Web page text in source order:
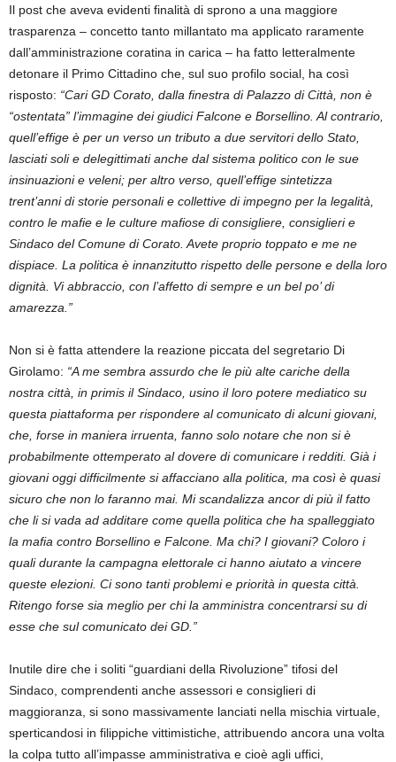
Il post che aveva evidenti finalità di sprono a una maggiore
trasparenza – concetto tanto millantato ma applicato raramente
dall’amministrazione coratina in carica – ha fatto letteralmente
detonare il Primo Cittadino che, sul suo profilo social, ha così
risposto: “Cari GD Corato, dalla finestra di Palazzo di Città, non è
“ostentata” l’immagine dei giudici Falcone e Borsellino. Al contrario,
quell’effige è per un verso un tributo a due servitori dello Stato,
lasciati soli e delegittimati anche dal sistema politico con le sue
insinuazioni e veleni; per altro verso, quell’effige sintetizza
trent’anni di storie personali e collettive di impegno per la legalità,
contro le mafie e le culture mafiose di consigliere, consiglieri e
Sindaco del Comune di Corato. Avete proprio toppato e me ne
dispiace. La politica è innanzitutto rispetto delle persone e della loro
dignità. Vi abbraccio, con l’affetto di sempre e un bel po’ di
amarezza.”
Non si è fatta attendere la reazione piccata del segretario Di
Girolamo: “A me sembra assurdo che le più alte cariche della
nostra città, in primis il Sindaco, usino il loro potere mediatico su
questa piattaforma per rispondere al comunicato di alcuni giovani,
che, forse in maniera irruenta, fanno solo notare che non si è
probabilmente ottemperato al dovere di comunicare i redditi. Già i
giovani oggi difficilmente si affacciano alla politica, ma così è quasi
sicuro che non lo faranno mai. Mi scandalizza ancor di più il fatto
che li si vada ad additare come quella politica che ha spalleggiato
la mafia contro Borsellino e Falcone. Ma chi? I giovani? Coloro i
quali durante la campagna elettorale ci hanno aiutato a vincere
queste elezioni. Ci sono tanti problemi e priorità in questa città.
Ritengo forse sia meglio per chi la amministra concentrarsi su di
esse che sul comunicato dei GD.”
Inutile dire che i soliti “guardiani della Rivoluzione” tifosi del
Sindaco, comprendenti anche assessori e consiglieri di
maggioranza, si sono massivamente lanciati nella mischia virtuale,
sperticandosi in filippiche vittimistiche, attribuendo ancora una volta
la colpa tutto all’impasse amministrativa e cioè agli uffici,